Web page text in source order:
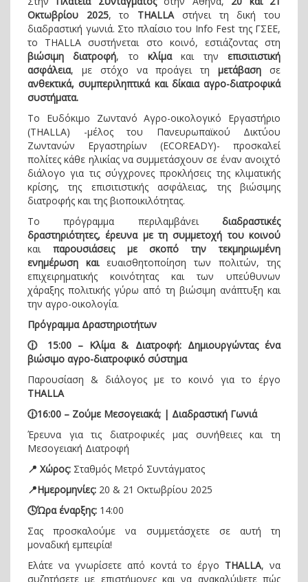
Οκτωβρίου 2025, το THALLA στήνει τη δική του
διαδραστική γωνιά. Στο πλαίσιο του Info Fest της ΓΣΕΕ,
το THALLA συστήνεται στο κοινό, εστιάζοντας στη
βιώσιμη διατροφή, τοκλίμακαι τηνεπισιτιστική
ασφάλεια, με στόχο να προάγει τημετάβασησε
ανθεκτικά, συμπεριληπτικά και δίκαια αγρο-διατροφικά
συστήματα.
Το Ευδόκιμο Ζωντανό Αγρο-οικολογικό Εργαστήριο
(THALLA) -μέλος του Πανευρωπαϊκού Δικτύου
Ζωντανών Εργαστηρίων (ECOREADY)- προσκαλεί
πολίτες κάθε ηλικίας να συμμετάσχουν σε έναν ανοιχτό
διάλογο για τις σύγχρονες προκλήσεις της κλιματικής
κρίσης, της επισιτιστικής ασφάλειας, της βιώσιμης
διατροφής και της βιοποικιλότητας.
Το πρόγραμμα περιλαμβάνει διαδραστικές
δραστηριότητες, έρευνα με τη συμμετοχή του κοινού
και παρουσιάσεις με σκοπό την τεκμηριωμένη
ενημέρωση και ευαισθητοποίηση των πολιτών, της
επιχειρηματικής κοινότητας και των υπεύθυνων
χάραξης πολιτικής γύρω από τη βιώσιμη ανάπτυξη και
την αγρο-οικολογία.
Πρόγραμμα Δραστηριοτήτων
🕧 15:00 – Κλίμα & Διατροφή: Δημιουργώντας ένα
βιώσιμο αγρο-διατροφικό σύστημα
Παρουσίαση & διάλογος με το κοινό για το έργο
THALLA
🕧16:00 – Ζούμε Μεσογειακά; | Διαδραστική Γωνιά
Έρευνα για τις διατροφικές μας συνήθειες και τη
Μεσογειακή Διατροφή
📍 Χώρος: Σταθμός Μετρό Συντάγματος
📍Ημερομηνίες: 20 & 21 Οκτωβρίου 2025
🕓Ώρα έναρξης: 14:00
Σας προσκαλούμε να συμμετάσχετε σε αυτή τη
μοναδική εμπειρία!
Ελάτε να γνωρίσετε από κοντά το έργο THALLA, να
συζητήσετε με επιστήμονες και να ανακαλύψετε πώς